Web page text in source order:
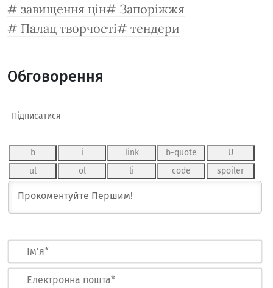
завищення цін
Запоріжжя
Палац творчості
тендери
Обговорення
Підписатися